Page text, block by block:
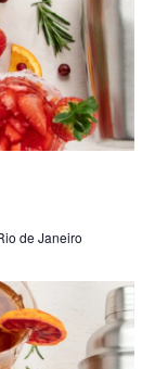
i
s
a
a
e
ç
d
s
u
a
de Janeiro